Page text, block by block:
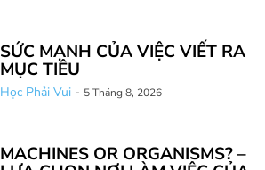
SỨC MẠNH CỦA VIỆC VIẾT RA
MỤC TIÊU
Học Phải Vui - 5 Tháng 8, 2026
MACHINES OR ORGANISMS? –